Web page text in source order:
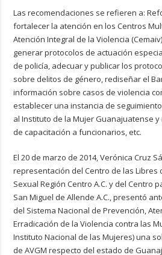
Las recomendaciones se refieren a:
fortalecer la atención en los Centros
Atención Integral de la Violencia
generar protocolos de actuación
de policía, adecuar y publicar los
sobre delitos de género, rediseñar el
información sobre casos de violencia
establecer una instancia de
al Instituto de la Mujer Guanajuatense
de capacitación a funcionarios, etc.
El 20 de marzo de 2014, Verónica Cruz
representación del Centro de las Libres
Sexual Región Centro A.C. y del Centro
San Miguel de Allende A.C., presentó
del Sistema Nacional de Prevención,
Erradicación de la Violencia contra las
Instituto Nacional de las Mujeres) una
de AVGM respecto del estado de